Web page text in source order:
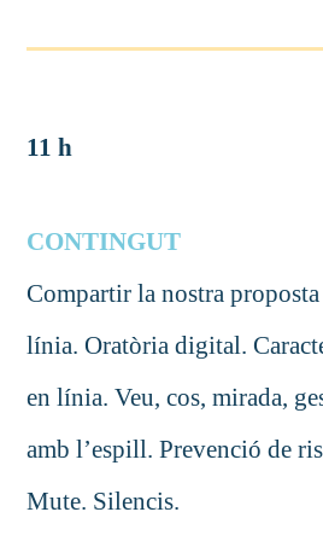
11 h
CONTINGUT
Compartir la nostra
línia. Oratòria digital.
en línia. Veu, cos, mirada,
amb l’espill. Prevenció de
Mute. Silencis.